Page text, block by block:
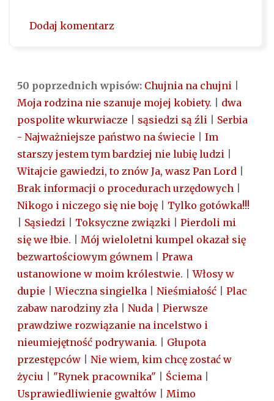
Dodaj komentarz
50 poprzednich wpisów: Chujnia na chujni
Moja rodzina nie szanuje mojej kobiety.
dwa
pospolite wkurwiacze
sąsiedzi są źli
Serbia
- Najważniejsze państwo na świecie
Im
starszy jestem tym bardziej nie lubię ludzi
Witajcie gawiedzi, to znów Ja, wasz Pan Lord
Brak informacji o procedurach urzędowych
Nikogo i niczego się nie boję
Tylko gotówka!!!
Sąsiedzi Toksyczne związki
Pierdoli mi
się we łbie.
Mój wieloletni kumpel okazał się
bezwartościowym gównem
Prawa
ustanowione w moim królestwie. |Włosy w
dupie |Wieczna singielka Nieśmiałość
Plac
zabaw narodziny zła
Nuda
Pierwsze
prawdziwe rozwiązanie na incelstwo i
nieumiejętność podrywania.
Głupota
przestępców
Nie wiem, kim chcę zostać w
życiu
"Rynek pracownika" Ściema
Usprawiedliwienie gwałtów
Mimo